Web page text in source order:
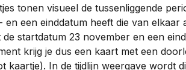
tonen visueel de tussenliggende
en een einddatum heeft die van elkaar
de startdatum 23 november en een
krijg je dus een kaart met een
kaartje). In de tijdlijn weergave wordt